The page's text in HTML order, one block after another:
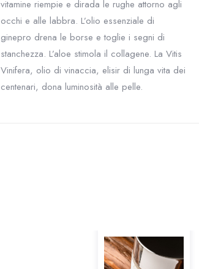
vitamine riempie e dirada le rughe attorno agli
occhi e alle labbra. L’olio essenziale di
ginepro drena le borse e toglie i segni di
stanchezza. L’aloe stimola il collagene. La Vitis
Vinifera, olio di vinaccia, elisir di lunga vita dei
centenari, dona luminosità alle pelle.